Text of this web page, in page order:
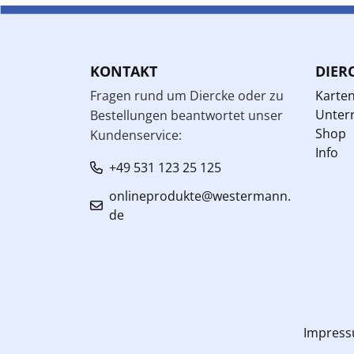
KONTAKT
Fragen rund um Diercke oder zu
Bestellungen beantwortet unser
Kundenservice:
+49 531 123 25 125
onlineprodukte@westermann.
de
Shop
Info